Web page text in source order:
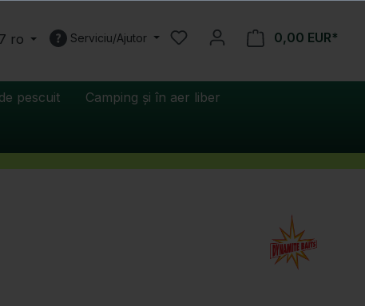
ro Serviciu/Ajutor 0,00 EUR*
pescuit Camping și în aer liber